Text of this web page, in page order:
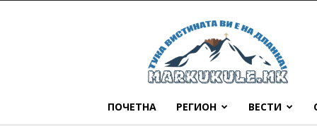
Маркукуле
ПОЧЕТНА РЕГИОН ВЕСТИ